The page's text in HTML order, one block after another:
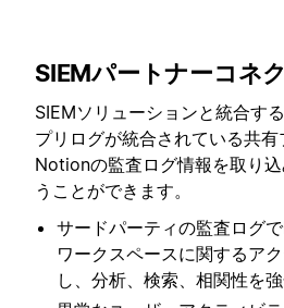
SIEMパートナーコネ
SIEMソリューションと統合す
プリログが統合されている共
Notionの監査ログ情報を取り
うことができます。
サードパーティの監査ログ
ワークスペースに関するア
し、分析、検索、相関性を